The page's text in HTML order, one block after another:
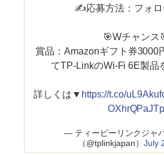
✍️応募方法：フォロ
🎯Wチャンス
賞品：Amazonギフト券3000
てTP-LinkのWi-Fi 6E製品
詳しくは▼ https://t.co/
OXhrQPaJTp
— ティーピーリンクジャ
（@tplinkjapan） July